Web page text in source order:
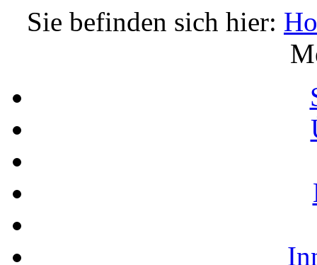
Sie befinden sich hier: